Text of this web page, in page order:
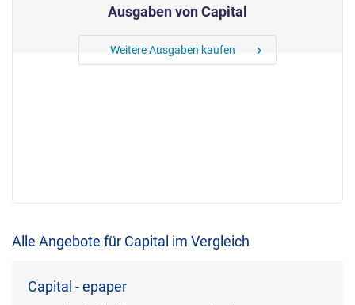
Ausgaben von Capital
Weitere Ausgaben kaufen chevron_right
Alle Angebote für Capital im Vergleich
Capital - epaper